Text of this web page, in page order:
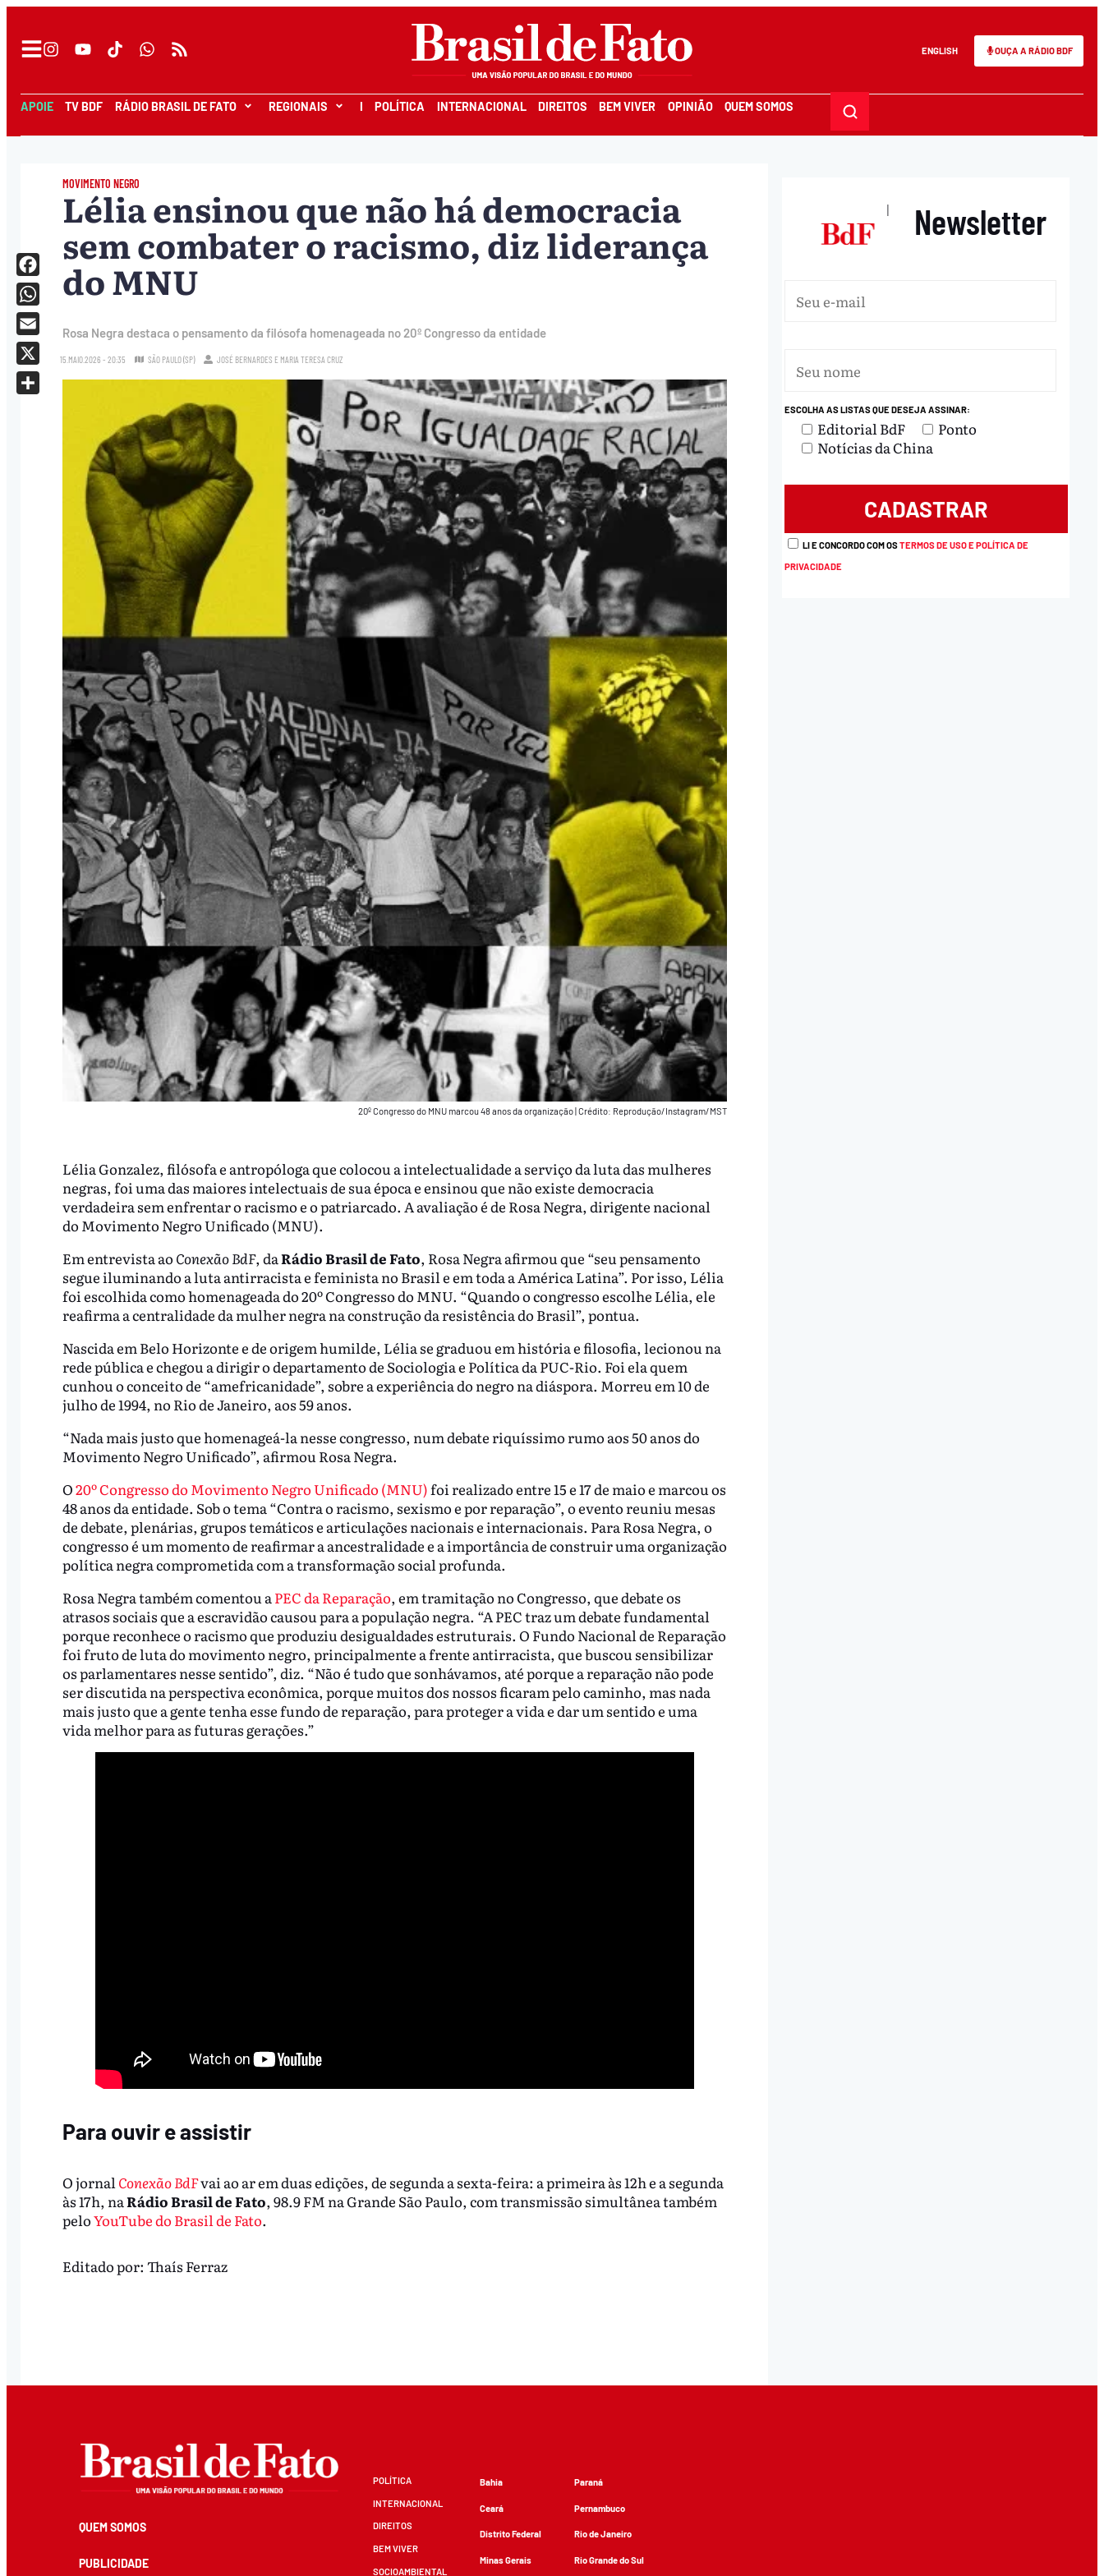
ENGLISH OUÇA A RÁDIO BDF
APOIE TV BDF RÁDIO BRASIL DE FATO REGIONAIS I POLÍTICA INTERNACIONAL DIREITOS BEM VIVER OPINIÃO QUEM SOMOS
MOVIMENTO NEGRO
Lélia ensinou que não há democracia
sem combater o racismo, diz liderança
do MNU
Rosa Negra destaca o pensamento da filósofa homenageada no 20º Congresso da entidade
15.MAIO.2026 - 20:35 SÃO PAULO (SP) JOSÉ BERNARDES E MARIA TERESA CRUZ
20º Congresso do MNU marcou 48 anos da organização|Crédito: Reprodução/Instagram/MST
Lélia Gonzalez, filósofa e antropóloga que colocou a intelectualidade a serviço da luta das mulheres
negras, foi uma das maiores intelectuais de sua época e ensinou que não existe democracia
verdadeira sem enfrentar o racismo e o patriarcado. A avaliação é de Rosa Negra, dirigente nacional
do Movimento Negro Unificado (MNU).
Em entrevista ao Conexão BdF, daRádio Brasil de Fato, Rosa Negra afirmou que “seu pensamento
segue iluminando a luta antirracista e feminista no Brasil e em toda a América Latina”. Por isso, Lélia
foi escolhida como homenageada do 20º Congresso do MNU. “Quando o congresso escolhe Lélia, ele
reafirma a centralidade da mulher negra na construção da resistência do Brasil”, pontua.
Nascida em Belo Horizonte e de origem humilde, Lélia se graduou em história e filosofia, lecionou na
rede pública e chegou a dirigir o departamento de Sociologia e Política da PUC-Rio. Foi ela quem
cunhou o conceito de “amefricanidade”, sobre a experiência do negro na diáspora. Morreu em 10 de
julho de 1994, no Rio de Janeiro, aos 59 anos.
“Nada mais justo que homenageá-la nesse congresso, num debate riquíssimo rumo aos 50 anos do
Movimento Negro Unificado”, afirmou Rosa Negra.
O20º Congresso do Movimento Negro Unificado (MNU) foi realizado entre 15 e 17 de maio e marcou os
48 anos da entidade. Sob o tema “Contra o racismo, sexismo e por reparação”, o evento reuniu mesas
de debate, plenárias, grupos temáticos e articulações nacionais e internacionais. Para Rosa Negra, o
congresso é um momento de reafirmar a ancestralidade e a importância de construir uma organização
política negra comprometida com a transformação social profunda.
Rosa Negra também comentou a PEC da Reparação, em tramitação no Congresso, que debate os
atrasos sociais que a escravidão causou para a população negra. “A PEC traz um debate fundamental
porque reconhece o racismo que produziu desigualdades estruturais. O Fundo Nacional de Reparação
foi fruto de luta do movimento negro, principalmente a frente antirracista, que buscou sensibilizar
os parlamentares nesse sentido”, diz. “Não é tudo que sonhávamos, até porque a reparação não pode
ser discutida na perspectiva econômica, porque muitos dos nossos ficaram pelo caminho, mas nada
mais justo que a gente tenha esse fundo de reparação, para proteger a vida e dar um sentido e uma
vida melhor para as futuras gerações.”
Para ouvir e assistir
O jornal Conexão BdFvai ao ar em duas edições, de segunda a sexta-feira: a primeira às 12h e a segunda
às 17h, naRádio Brasil de Fato, 98.9 FM na Grande São Paulo, com transmissão simultânea também
peloYouTube do Brasil de Fato.
Facebook
WhatsApp
Email
X
Editado por: Thaís Ferraz
| Newsletter
ESCOLHA AS LISTAS QUE DESEJA ASSINAR:
Editorial BdF
Ponto
Notícias da China
LI E CONCORDO COM OSTERMOS DE USO E POLÍTICA DE
PRIVACIDADE
QUEM SOMOS
PUBLICIDADE
POLÍTICA
INTERNACIONAL
DIREITOS
BEM VIVER
SOCIOAMBIENTAL
Bahia
Ceará
Distrito Federal
Minas Gerais
Paraná
Pernambuco
Rio de Janeiro
Rio Grande do Sul